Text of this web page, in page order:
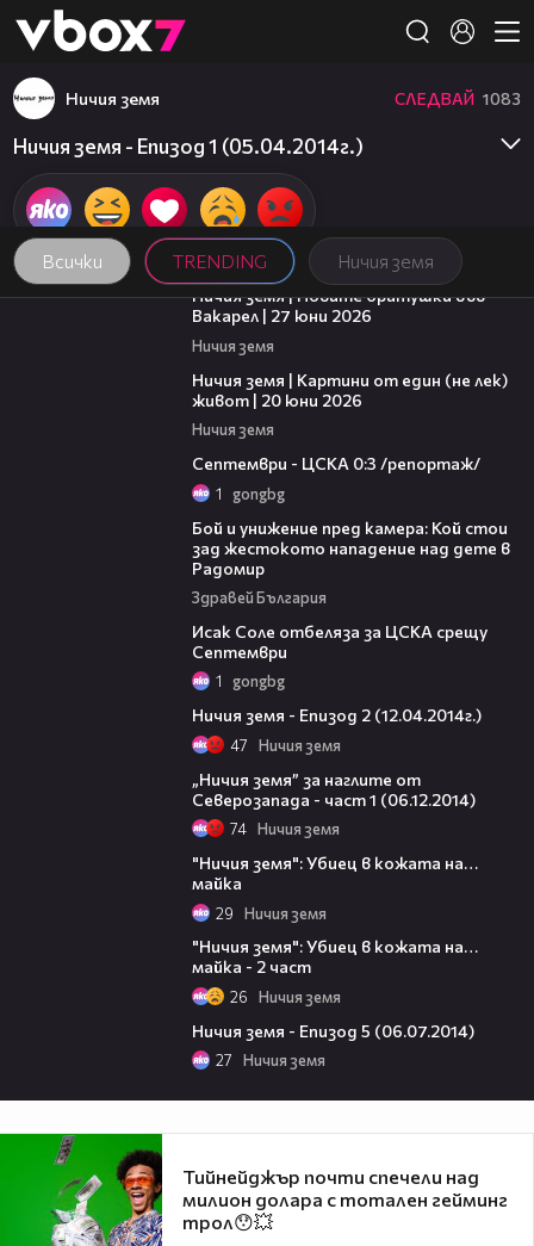
👾
Всички TRENDING Ничия земя
Ничия земя СЛЕДВАЙ 1083
Ничия земя - Епизод 1 (05.04.2014г.)
47:07
Ничия земя | Новите братушки във
Вакарел | 27 юни 2026
Ничия земя
Ничия земя | Картини от един (не лек)
живот | 20 юни 2026
Ничия земя
Септември - ЦСКА 0:3 /репортаж/
1 gongbg
Бой и унижение пред камера: Кой стои
зад жестокото нападение над дете в
Радомир
Здравей България
Исак Соле отбеляза за ЦСКА срещу
Септември
1 gongbg
Ничия земя - Епизод 2 (12.04.2014г.)
47 Ничия земя
„Ничия земя” за наглите от
Северозапада - част 1 (06.12.2014)
74 Ничия земя
"Ничия земя": Убиец в кожата на…
майка
29 Ничия земя
"Ничия земя": Убиец в кожата на…
майка - 2 част
26 Ничия земя
Ничия земя - Епизод 5 (06.07.2014)
27 Ничия земя
Тийнейджър почти спечели над
милион долара с тотален гейминг
трол😯💥